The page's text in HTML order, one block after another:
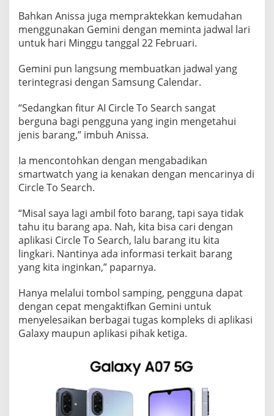
L
e
w
t
F
u
-
F
u
r
I
n
Bahkan Anissa juga mempraktekkan kemudahan
menggunakan Gemini dengan meminta jadwal lari
untuk hari Minggu tanggal 22 Februari.
Gemini pun langsung membuatkan jadwal yang
terintegrasi dengan Samsung Calendar.
“Sedangkan fitur AI Circle To Search sangat
berguna bagi pengguna yang ingin mengetahui
jenis barang,” imbuh Anissa.
Ia mencontohkan dengan mengabadikan
smartwatch yang ia kenakan dengan mencarinya di
Circle To Search.
“Misal saya lagi ambil foto barang, tapi saya tidak
tahu itu barang apa. Nah, kita bisa cari dengan
aplikasi Circle To Search, lalu barang itu kita
lingkari. Nantinya ada informasi terkait barang
yang kita inginkan,” paparnya.
Hanya melalui tombol samping, pengguna dapat
dengan cepat mengaktifkan Gemini untuk
menyelesaikan berbagai tugas kompleks di aplikasi
Galaxy maupun aplikasi pihak ketiga.